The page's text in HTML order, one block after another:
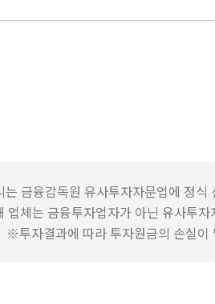
금융감독원 유사투자자문업에 정식
체는 금융투자업자가 아닌 유사투
※투자결과에 따라 투자원금의 손실이